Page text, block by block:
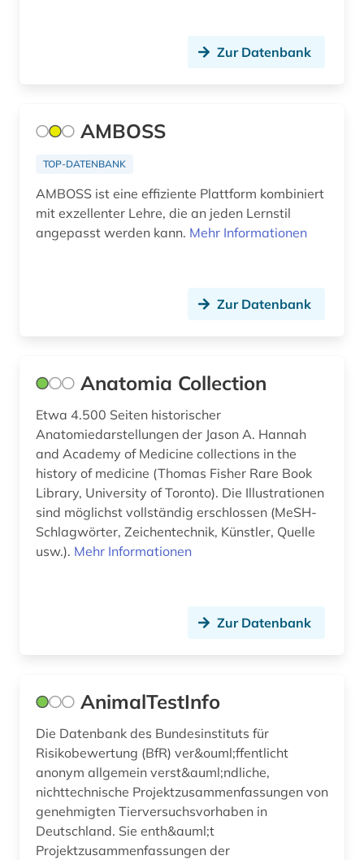
gesundheitspolitik (1)
gesundheitsprojekt (1)
gesundheitswissenschaften (2)
großbritannien (1)
gynäkologie (1)
hannover (1)
heilpflanzen (2)
impact faktoren (1)
infektiologie (1)
informatik (2)
infrastruktur (1)
ingenieurwissenschaften (2)
Zur Datenbank
AMBOSS
TOP-DATENBANK
AMBOSS ist eine effiziente Plattform kombiniert
mit exzellenter Lehre, die an jeden Lernstil
angepasst werden kann. Mehr Informationen
Zur Datenbank
Anatomia Collection
Etwa 4.500 Seiten historischer
Anatomiedarstellungen der Jason A. Hannah
and Academy of Medicine collections in the
history of medicine (Thomas Fisher Rare Book
Library, University of Toronto). Die Illustrationen
sind möglichst vollständig erschlossen (MeSH-
Schlagwörter, Zeichentechnik, Künstler, Quelle
usw.). Mehr Informationen
Zur Datenbank
AnimalTestInfo
Die Datenbank des Bundesinstituts für
Risikobewertung (BfR) ver&ouml;ffentlicht
anonym allgemein verst&auml;ndliche,
nichttechnische Projektzusammenfassungen von
genehmigten Tierversuchsvorhaben in
Deutschland. Sie enth&auml;t
Projektzusammenfassungen der